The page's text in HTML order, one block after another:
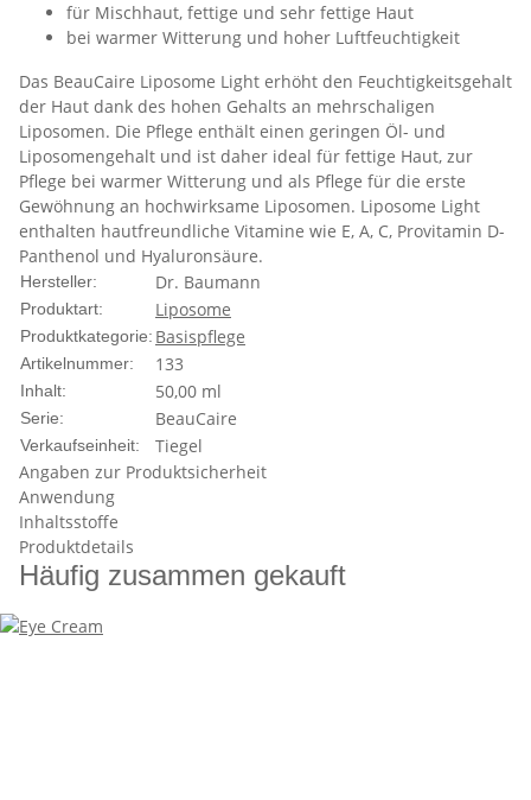
für Mischhaut, fettige und sehr fettige Haut
bei warmer Witterung und hoher Luftfeuchtigkeit
Das BeauCaire Liposome Light erhöht den Feuchtigkeitsgehalt
der Haut dank des hohen Gehalts an mehrschaligen
Liposomen. Die Pflege enthält einen geringen Öl- und
Liposomengehalt und ist daher ideal für fettige Haut, zur
Pflege bei warmer Witterung und als Pflege für die erste
Gewöhnung an hochwirksame Liposomen. Liposome Light
enthalten hautfreundliche Vitamine wie E, A, C, Provitamin D-
Panthenol und Hyaluronsäure.
Hersteller: Dr. Baumann
Produktart: Liposome
Produktkategorie: Basispflege
Artikelnummer: 133
Inhalt: 50,00 ml
Serie: BeauCaire
Verkaufseinheit:
Tiegel
Angaben zur Produktsicherheit
Anwendung
Inhaltsstoffe
Produktdetails
Häufig zusammen gekauft